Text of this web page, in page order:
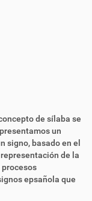
de sílaba se
un
signo, basado en el
de la
epsañola que